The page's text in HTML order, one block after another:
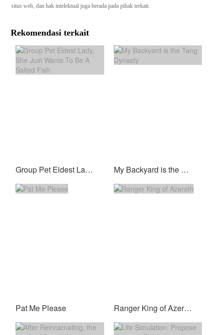
situs web, dan hak intelektual juga berada pada pihak terkait.
Rekomendasi terkait
Group Pet Eldest Lady, She Just Wants To Be A Salted Fish My Backyard is the Tang Dynasty
Pat Me Please Ranger King of Azeroth